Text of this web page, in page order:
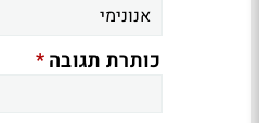
כותרת תגובה*